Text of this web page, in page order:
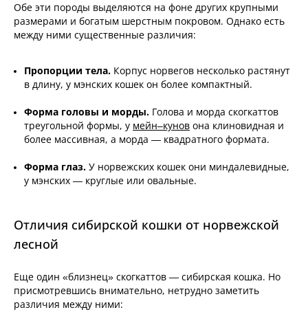
Обе эти породы выделяются на фоне других крупными
размерами и богатым шерстным покровом. Однако есть
между ними существенные различия:
Пропорции тела. Корпус норвегов несколько растянут
в длину, у мэнских кошек он более компактный.
Форма головы и морды. Голова и морда скогкаттов
треугольной формы, у мейн–кунов она клиновидная и
более массивная, а морда — квадратного формата.
Форма глаз. У норвежских кошек они миндалевидные,
у мэнских — круглые или овальные.
Отличия сибирской кошки от норвежской
лесной
Еще один «близнец» скогкаттов — сибирская кошка. Но
присмотревшись внимательно, нетрудно заметить
различия между ними: